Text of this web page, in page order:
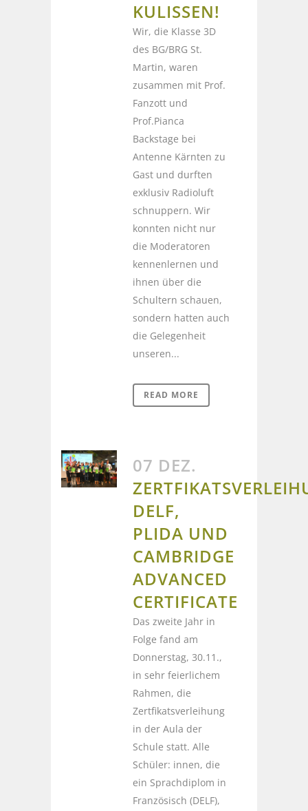
KULISSEN!
Wir, die Klasse 3D
des BG/BRG St.
Martin, waren
zusammen mit Prof.
Fanzott und
Prof.Pianca
Backstage bei
Antenne Kärnten zu
Gast und durften
exklusiv Radioluft
schnuppern. Wir
konnten nicht nur
die Moderatoren
kennenlernen und
ihnen über die
Schultern schauen,
sondern hatten auch
die Gelegenheit
unseren...
READ MORE
07 DEZ.
DELF,
PLIDA UND
CAMBRIDGE
ADVANCED
CERTIFICATE
Das zweite Jahr in
Folge fand am
Donnerstag, 30.11.,
in sehr feierlichem
Rahmen, die
Zertfikatsverleihung
in der Aula der
Schule statt. Alle
Schüler: innen, die
ein Sprachdiplom in
Französisch (DELF),